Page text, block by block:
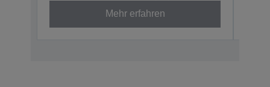
Mehr erfahren